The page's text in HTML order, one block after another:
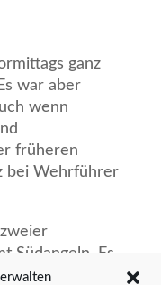
ganz
war aber
wenn
früheren
bei Wehrführer
Südangeln. Es